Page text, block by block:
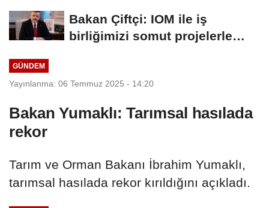
Bakan Çiftçi: IOM ile iş
birliğimizi somut projelerle
GÜNDEM
Yayınlanma: 06 Temmuz 2025 - 14:20
Bakan Yumaklı: Tarımsal hasılada
rekor
Tarım ve Orman Bakanı İbrahim Yumaklı,
tarımsal hasılada rekor kırıldığını açıkladı.